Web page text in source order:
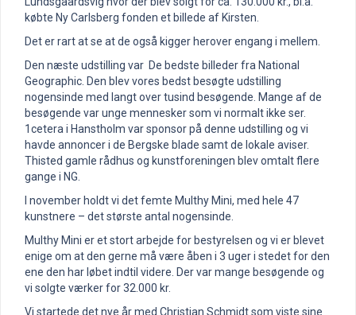
købte Ny Carlsberg fonden et billede af Kirsten.
Det er rart at se at de også kigger herover engang i mellem.
Den næste udstilling var De bedste billeder fra National
Geographic. Den blev vores bedst besøgte udstilling
nogensinde med langt over tusind besøgende. Mange af de
besøgende var unge mennesker som vi normalt ikke ser.
1cetera i Hanstholm var sponsor på denne udstilling og vi
havde annoncer i de Bergske blade samt de lokale aviser.
Thisted gamle rådhus og kunstforeningen blev omtalt flere
gange i NG.
I november holdt vi det femte Multhy Mini, med hele 47
kunstnere – det største antal nogensinde.
Multhy Mini er et stort arbejde for bestyrelsen og vi er blevet
enige om at den gerne må være åben i 3 uger i stedet for den
ene den har løbet indtil videre. Der var mange besøgende og
vi solgte værker for 32.000 kr.
Vi startede det nye år med Christian Schmidt som viste sine